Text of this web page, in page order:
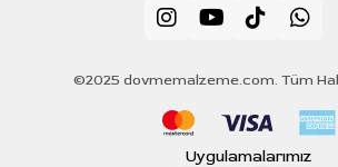
©2025 dovmemalzeme.com. Tüm
Uygulamalarımız